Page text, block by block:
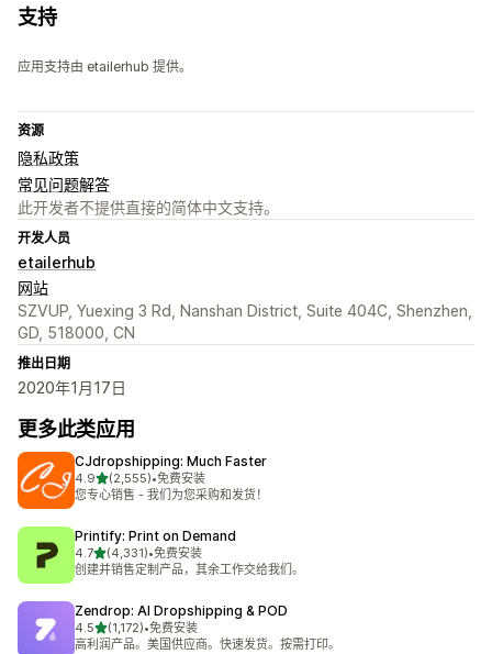
支持
应用支持由 etailerhub 提供。
资源
隐私政策
常见问题解答
此开发者不提供直接的简体中文支持。
开发人员
etailerhub
网站
SZVUP, Yuexing 3 Rd, Nanshan District, Suite 404C, Shenzhen,
GD, 518000, CN
推出日期
2020年1月17日
更多此类应用
CJdropshipping: Much Faster
4.9星（满分 5 星）
(2,555)
总共 2555 条评论
•免费安装
您专心销售 - 我们为您采购和发货！
Printify: Print on Demand
4.7星（满分 5 星）
(4,331)
总共 4331 条评论
•免费安装
创建并销售定制产品，其余工作交给我们。
Zendrop: AI Dropshipping & POD
4.5星（满分 5 星）
(1,172)
总共 1172 条评论
•免费安装
高利润产品。美国供应商。快速发货。按需打印。